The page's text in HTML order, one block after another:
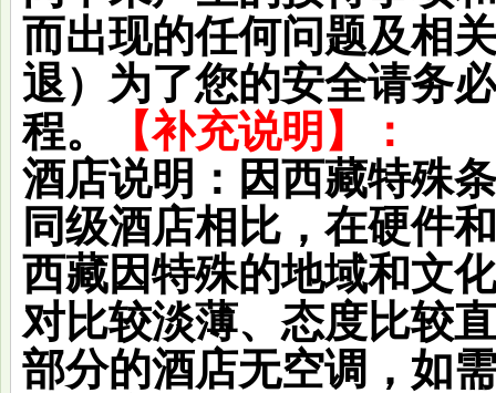
而出现的任何问题及相
退）为了您的安全请务
程。
【补充说明】：
酒店说明： 因西藏特殊
同级酒店相比，在硬件
西藏因特殊的地域和文
对比较淡薄、态度比较
部分的酒店无空调，如